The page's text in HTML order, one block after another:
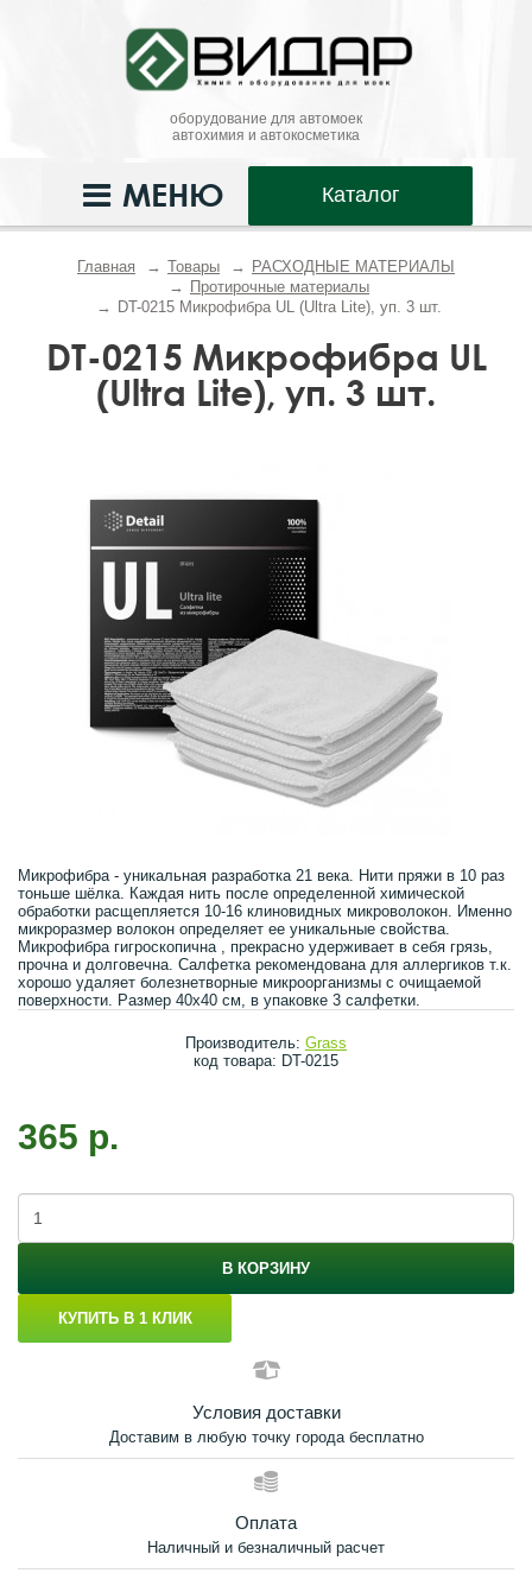
оборудование для автомоек
автохимия и автокосметика
Каталог
МЕНЮ
Главная Товары
РАСХОДНЫЕ МАТЕРИАЛЫ
Протирочные материалы
DT-0215 Микрофибра UL (Ultra Lite), уп. 3 шт.
DT-0215 Микрофибра UL
(Ultra Lite), уп. 3 шт.
Микрофибра - уникальная разработка 21 века. Нити пряжи в 10 раз
тоньше шёлка. Каждая нить после определенной химической
обработки расщепляется 10-16 клиновидных микроволокон. Именно
микроразмер волокон определяет ее уникальные свойства.
Микрофибра гигроскопична , прекрасно удерживает в себя грязь,
прочна и долговечна. Салфетка рекомендована для аллергиков т.к.
хорошо удаляет болезнетворные микроорганизмы с очищаемой
поверхности. Размер 40х40 см, в упаковке 3 салфетки.
Производитель: Grass
код товара: DT-0215
365 р.
В КОРЗИНУ
КУПИТЬ В 1 КЛИК
Условия доставки
Доставим в любую точку города бесплатно
Оплата
Наличный и безналичный расчет